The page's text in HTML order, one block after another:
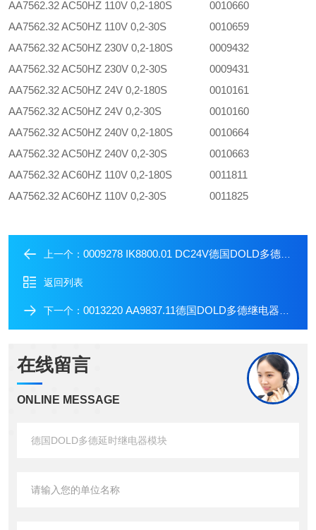
AA7562.32 AC50HZ 110V 0,2-180S
0010660
AA7562.32 AC50HZ 110V 0,2-30S
0010659
AA7562.32 AC50HZ 230V 0,2-180S
0009432
AA7562.32 AC50HZ 230V 0,2-30S
0009431
AA7562.32 AC50HZ 24V 0,2-180S
0010161
AA7562.32 AC50HZ 24V 0,2-30S
0010160
AA7562.32 AC50HZ 240V 0,2-180S
0010664
AA7562.32 AC50HZ 240V 0,2-30S
0010663
AA7562.32 AC60HZ 110V 0,2-180S
0011811
AA7562.32 AC60HZ 110V 0,2-30S
0011825
上一个： 0009278 IK8800.01 DC24V德国DOLD多德远程开关继电器模块
返回列表
下一个： 0013220 AA9837.11德国DOLD多德继电器模块
在线留言
ONLINE MESSAGE